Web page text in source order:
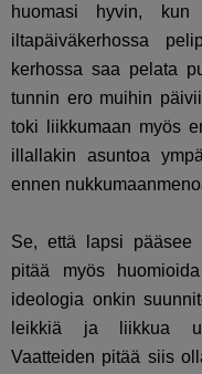
huomasi hyvin,
iltapäiväkerhossa
kerhossa saa pelata
tunnin ero muihin
toki liikkumaan myös
illallakin asuntoa
ennen
Se, että lapsi pääsee
pitää myös
ideologia onkin
leikkiä ja liikkua
Vaatteiden pitää siis